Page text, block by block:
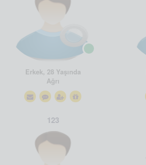
Erkek, 28 Yaşında
Ağrı
123